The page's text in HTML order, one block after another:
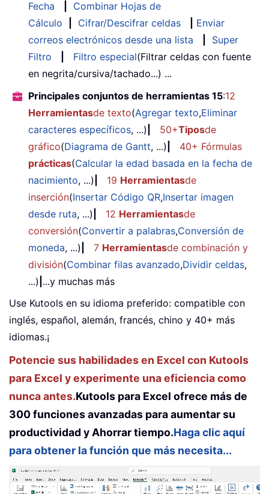
Fecha
Combinar Hojas de
Cálculo
Cifrar/Descifrar celdas
Enviar
correos electrónicos desde una lista
Super
Filtro
Filtro especial(Filtrar celdas con fuente
en negrita/cursiva/tachado...) ...
Principales conjuntos de herramientas 15:12
Herramientasde texto(Agregar texto,Eliminar
caracteres específicos, ...) 50+Tiposde
gráfico(Diagrama de Gantt, ...)
40+ Fórmulas
prácticas(Calcular la edad basada en la fecha de
nacimiento, ...) 19 Herramientasde
inserción(Insertar Código QR,Insertar imagen
desde ruta, ...) 12 Herramientasde
conversión(Convertir a palabras,Conversión de
moneda, ...) 7 Herramientasde combinación y
división(Combinar filas avanzado,Dividir celdas,
...) ...y muchas más
Use Kutools en su idioma preferido: compatible con
inglés, español, alemán, francés, chino y 40+ más
idiomas.¡
Potencie sus habilidades en Excel con Kutools
para Excel y experimente una eficiencia como
nunca antes.Kutools para Excel ofrece más de
300 funciones avanzadas para aumentar su
productividad y Ahorrar tiempo.Haga clic aquí
para obtener la función que más necesita...